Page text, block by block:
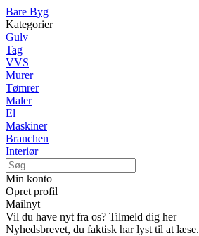
Bare Byg
Kategorier
Gulv
Tag
VVS
Murer
Tømrer
Maler
El
Maskiner
Branchen
Interiør
Min konto
Opret profil
Mailnyt
Vil du have nyt fra os? Tilmeld dig her
Nyhedsbrevet, du faktisk har lyst til at læse.